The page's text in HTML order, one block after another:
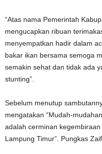
“Atas nama Pemerintah
mengucapkan ribuan
menyempatkan hadir dalam
bakar ikan bersama semoga
semakin sehat dan tidak ada
stunting”.
Sebelum menutup
mengatakan “Mudah-
adalah cerminan
Lampung Timur”. Pungkas